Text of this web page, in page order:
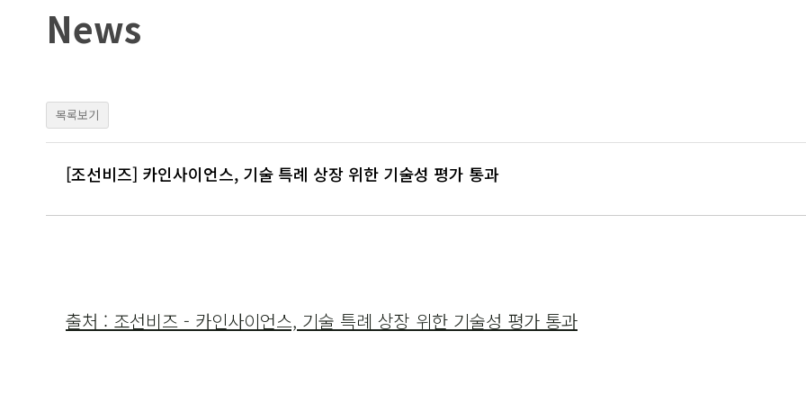
News
목록보기
[조선비즈] 카인사이언스, 기술 특례 상장 위한 기술성 평가 통과
출처 : 조선비즈 - 카인사이언스, 기술 특례 상장 위한 기술성 평가 통과